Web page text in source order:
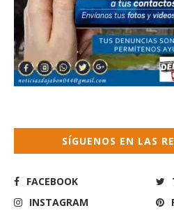
SÍGUENOS EN LAS
FACEBOOK
INSTAGRAM